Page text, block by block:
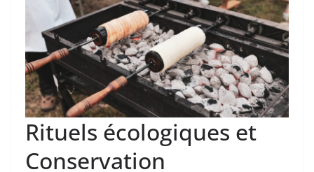
Rituels écologiques et
Conservation